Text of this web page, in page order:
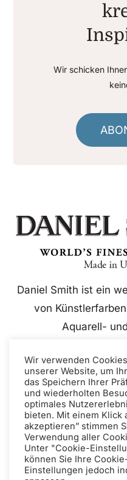
Wir schicken
Daniel Smith ist ein
von
Aquarell-
Diese Website
Inhalte sofort und
Sprachen zu
unsWenn Sie
Übersetzungen
Wir verwenden
unserer Website, um
das Speichern Ihrer
und wiederholten
optimales
bieten. Mit einem Klick
akzeptieren” stimmen
Verwendung aller
Unter "Cookie-
können Sie Ihre
Einstellungen jedoch